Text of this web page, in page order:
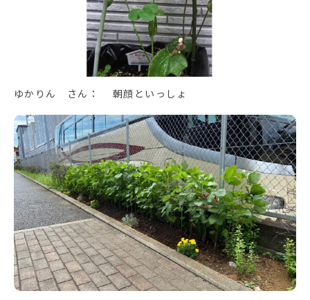
ゆかりん さん： 朝顔といっしょ